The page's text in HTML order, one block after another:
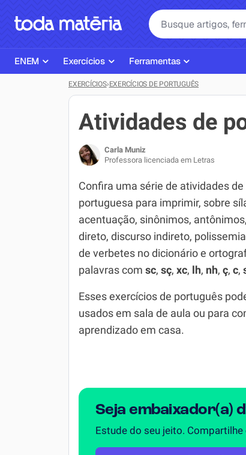
ENEM
Página Inicial ENEM
Plano de Estudos
Corretor de Redação
Exercícios ENEM
Simulados ENEM
Simulador SiSU
Exercícios
ENEM
Matemática
História
Biologia
Inglês
Geografia
Física
Química
Todos os Exercícios
Ferramentas
Ajudante de Dever de Casa
Corretor de Redação
Gerador Referências
EXERCÍCIOS›EXERCÍCIOS DE PORTUGUÊS
Atividades de
Carla Muniz
Professora licenciada em Letras
Confira uma série de atividades de
portuguesa para imprimir, sobre
acentuação, sinônimos,
direto, discurso indireto,
de verbetes no dicionário e
palavras com sc, sç, xc, lh, nh, ç, c,
Esses exercícios de português
usados em sala de aula ou para
aprendizado em casa.
Seja embaixador(a)
Estude do seu jeito.